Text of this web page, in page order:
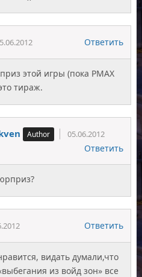
Ответить
этой игры (пока РМАХ
тираж.
05.06.2012
Ответить
Ответить
видать думали,что
из войд зон» все